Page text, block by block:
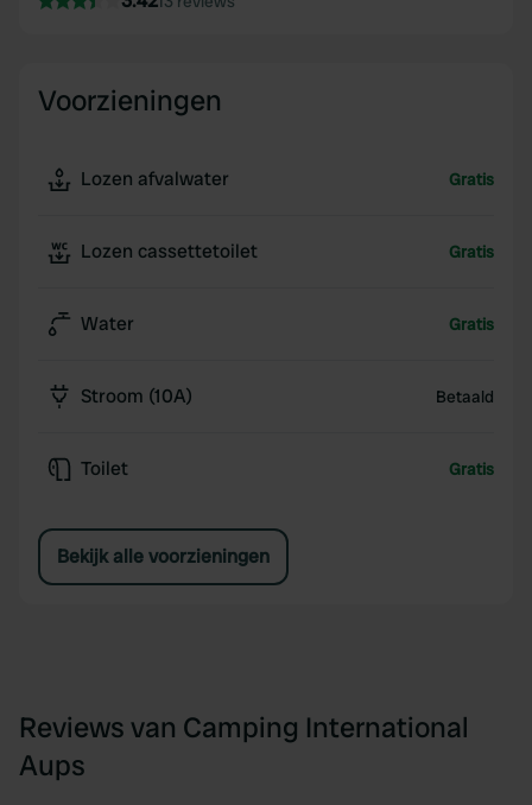
Voorzieningen
Lozen afvalwater Gratis
Lozen cassettetoilet Gratis
Water Gratis
Stroom (10A) Betaald
Toilet Gratis
Bekijk alle voorzieningen
Reviews van Camping International
Aups